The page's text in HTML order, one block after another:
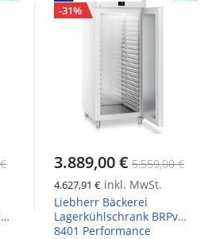
-31%
3.889,00 € 5.559,00 €
4.627,91 € inkl. MwSt.
Liebherr Bäckerei
Lagerkühlschrank BRPvg
8401 Performance